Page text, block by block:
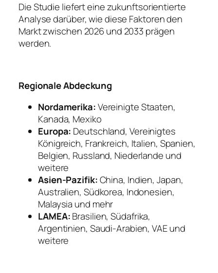
Die Studie liefert eine zukunftsorientierte
Analyse darüber, wie diese Faktoren den
Markt zwischen 2026 und 2033 prägen
werden.
Regionale Abdeckung
Nordamerika:Vereinigte Staaten,
Kanada, Mexiko
Europa: Deutschland, Vereinigtes
Königreich, Frankreich, Italien, Spanien,
Belgien, Russland, Niederlande und
weitere
Asien-Pazifik:China, Indien, Japan,
Australien, Südkorea, Indonesien,
Malaysia und mehr
LAMEA:Brasilien, Südafrika,
Argentinien, Saudi-Arabien, VAE und
weitere